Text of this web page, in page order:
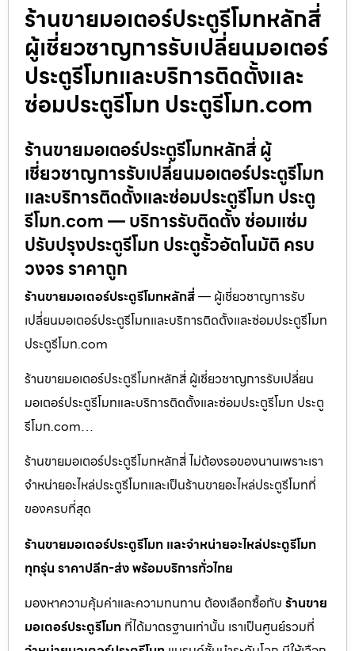
ร้านขายมอเตอร์ประตูรีโมทหลักสี่
ผู้เชี่ยวชาญการรับเปลี่ยนมอเตอร์
ประตูรีโมทและบริการติดตั้งและ
ซ่อมประตูรีโมท ประตูรีโมท.com
ร้านขายมอเตอร์ประตูรีโมทหลักสี่ ผู้
เชี่ยวชาญการรับเปลี่ยนมอเตอร์ประตูรีโมท
และบริการติดตั้งและซ่อมประตูรีโมท ประตู
รีโมท.com — บริการรับติดตั้ง ซ่อมแซ่ม
ปรับปรุงประตูรีโมท ประตูรั้วอัตโนมัติ ครบ
วงจร ราคาถูก
ร้านขายมอเตอร์ประตูรีโมทหลักสี่— ผู้เชี่ยวชาญการรับ
เปลี่ยนมอเตอร์ประตูรีโมทและบริการติดตั้งและซ่อมประตูรีโมท
ประตูรีโมท.com
ร้านขายมอเตอร์ประตูรีโมทหลักสี่ ผู้เชี่ยวชาญการรับเปลี่ยน
มอเตอร์ประตูรีโมทและบริการติดตั้งและซ่อมประตูรีโมท ประตู
รีโมท.com…
ร้านขายมอเตอร์ประตูรีโมทหลักสี่ ไม่ต้องรอของนานเพราะเรา
จำหน่ายอะไหล่ประตูรีโมทและเป็นร้านขายอะไหล่ประตูรีโมทที่
ของครบที่สุด
ร้านขายมอเตอร์ประตูรีโมท และจำหน่ายอะไหล่ประตูรีโมท
ทุกรุ่น ราคาปลีก-ส่ง พร้อมบริการทั่วไทย
มองหาความคุ้มค่าและความทนทาน ต้องเลือกซื้อกับ ร้านขาย
มอเตอร์ประตูรีโมท ที่ได้มาตรฐานเท่านั้น เราเป็นศูนย์รวมที่